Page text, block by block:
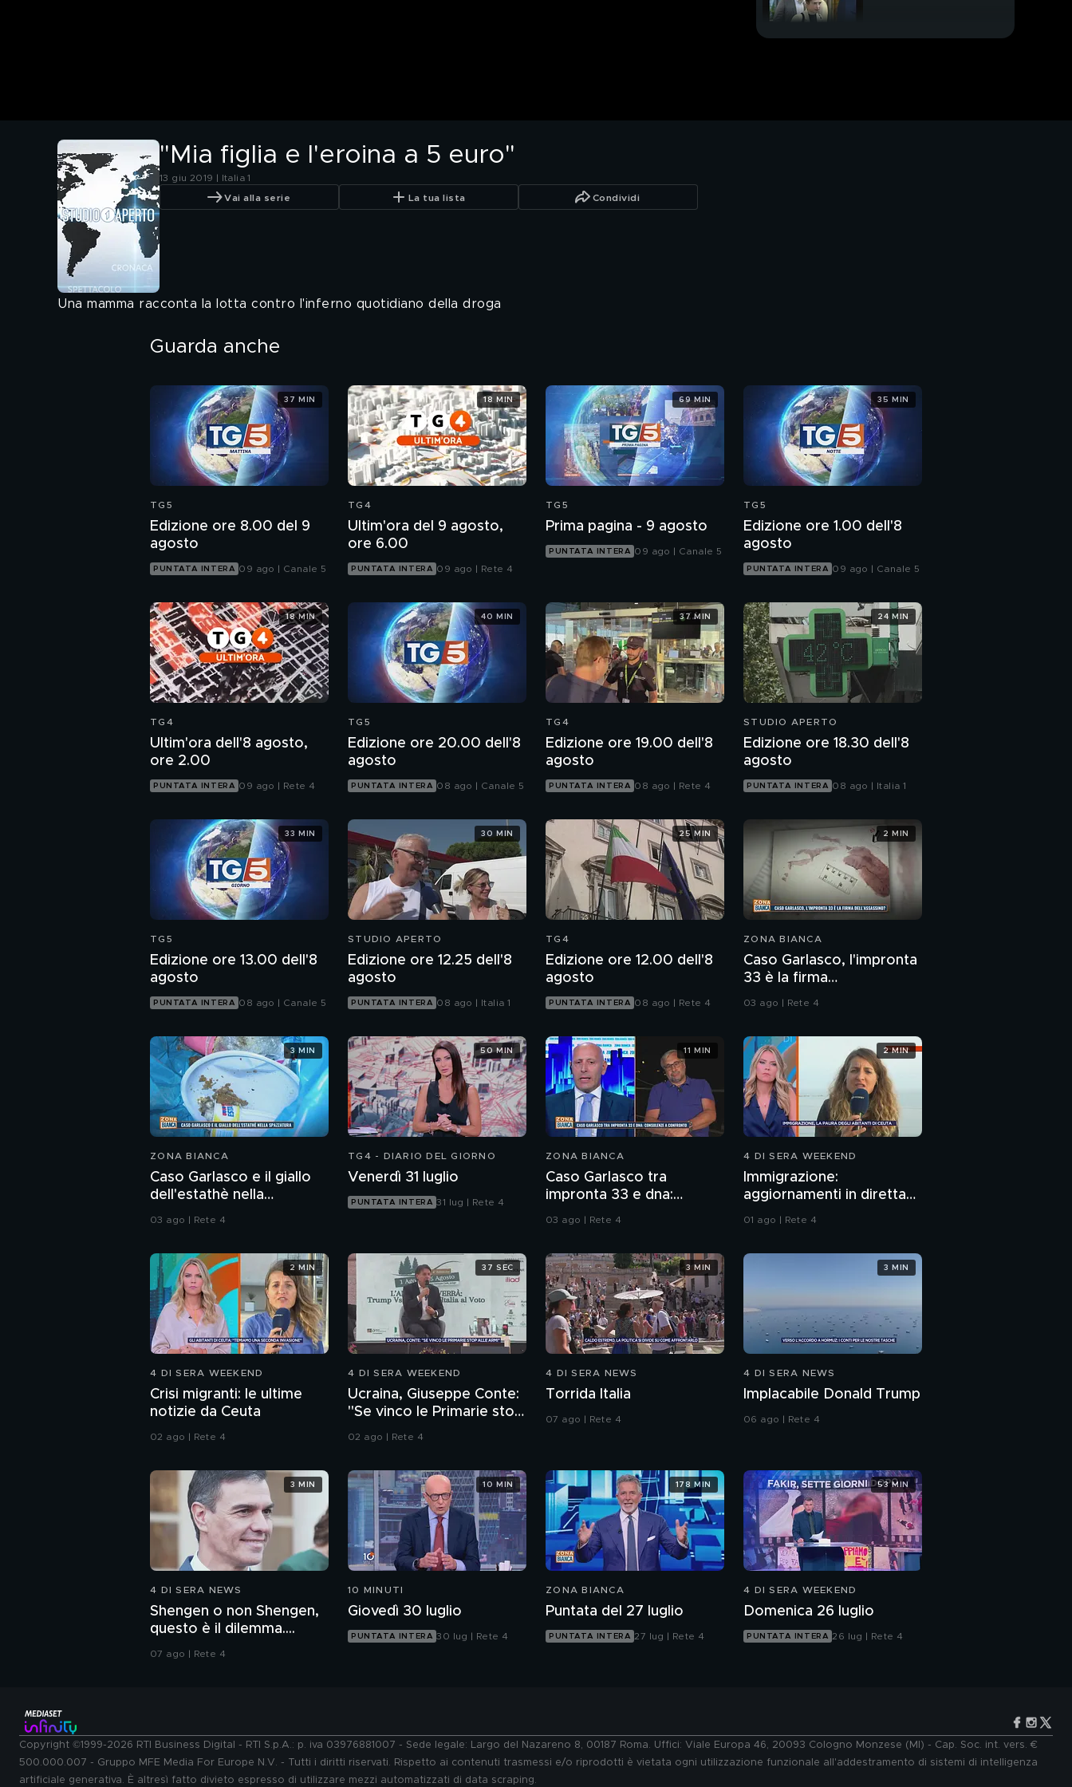
"Mia figlia e l'eroina a 5 euro"
13 giu 2019 | Italia 1
Vai alla serie La tua lista Condividi
Una mamma racconta la lotta contro l'inferno quotidiano della droga
Guarda anche
TG5
Edizione ore 8.00 del 9
agosto
PUNTATA INTERA 09 ago | Canale 5
37 MIN
TG4
Ultim'ora del 9 agosto,
ore 6.00
PUNTATA INTERA 09 ago | Rete 4
18 MIN
TG5
Prima pagina - 9 agosto
PUNTATA INTERA 09 ago | Canale 5
69 MIN
TG5
Edizione ore 1.00 dell'8
agosto
PUNTATA INTERA 09 ago | Canale 5
35 MIN
TG4
Ultim'ora dell'8 agosto,
ore 2.00
PUNTATA INTERA 09 ago | Rete 4
18 MIN
TG5
Edizione ore 20.00 dell'8
agosto
PUNTATA INTERA 08 ago | Canale 5
40 MIN
TG4
Edizione ore 19.00 dell'8
agosto
PUNTATA INTERA 08 ago | Rete 4
37 MIN
STUDIO APERTO
Edizione ore 18.30 dell'8
agosto
PUNTATA INTERA 08 ago | Italia 1
24 MIN
TG5
Edizione ore 13.00 dell'8
agosto
PUNTATA INTERA 08 ago | Canale 5
33 MIN
STUDIO APERTO
Edizione ore 12.25 dell'8
agosto
PUNTATA INTERA 08 ago | Italia 1
30 MIN
TG4
Edizione ore 12.00 dell'8
agosto
PUNTATA INTERA 08 ago | Rete 4
25 MIN
ZONA BIANCA
Caso Garlasco, l'impronta
33 è la firma
dell'assassino?
03 ago | Rete 4
2 MIN
ZONA BIANCA
Caso Garlasco e il giallo
dell'estathè nella
spazzatura
03 ago | Rete 4
3 MIN
TG4 - DIARIO DEL GIORNO
Venerdì 31 luglio
PUNTATA INTERA 31 lug | Rete 4
50 MIN
ZONA BIANCA
Caso Garlasco tra
impronta 33 e dna:
consulenze a confronto
03 ago | Rete 4
11 MIN
4 DI SERA WEEKEND
Immigrazione:
aggiornamenti in diretta
da Ceuta
01 ago | Rete 4
2 MIN
4 DI SERA WEEKEND
Crisi migranti: le ultime
notizie da Ceuta
02 ago | Rete 4
2 MIN
4 DI SERA WEEKEND
Ucraina, Giuseppe Conte:
"Se vinco le Primarie stop
alle armi"
02 ago | Rete 4
37 SEC
4 DI SERA NEWS
Torrida Italia
07 ago | Rete 4
3 MIN
4 DI SERA NEWS
Implacabile Donald Trump
06 ago | Rete 4
3 MIN
4 DI SERA NEWS
Shengen o non Shengen,
questo è il dilemma....
07 ago | Rete 4
3 MIN
10 MINUTI
Giovedì 30 luglio
PUNTATA INTERA 30 lug | Rete 4
10 MIN
ZONA BIANCA
Puntata del 27 luglio
PUNTATA INTERA 27 lug | Rete 4
178 MIN
4 DI SERA WEEKEND
Domenica 26 luglio
PUNTATA INTERA 26 lug | Rete 4
53 MIN
Copyright ©1999-2026 RTI Business Digital - RTI S.p.A.: p. iva 03976881007 - Sede legale: Largo del Nazareno 8, 00187 Roma. Uffici: Viale Europa 46, 20093 Cologno Monzese (MI) - Cap. Soc. int. vers. €
500.000.007 - Gruppo MFE Media For Europe N.V. - Tutti i diritti riservati. Rispetto ai contenuti trasmessi e/o riprodotti è vietata ogni utilizzazione funzionale all'addestramento di sistemi di intelligenza
artificiale generativa. È altresì fatto divieto espresso di utilizzare mezzi automatizzati di data scraping.